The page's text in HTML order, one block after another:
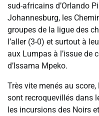
sud-africains d’Orlando
Johannesburg, les
groupes de la ligue des
l’aller (3-0) et surtout à
aux Lumpas à l’issue de
d’Issama Mpeko.
Très vite menés au
sont recroquevillés dans
les incursions des Noirs